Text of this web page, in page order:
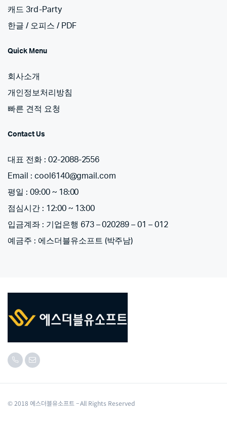
캐드 3rd-Party
한글 / 오피스 / PDF
Quick Menu
회사소개
개인정보처리방침
빠른 견적 요청
Contact Us
대표 전화 : 02-2088-2556
Email : cool6140@gmail.com
평일 : 09:00 ~ 18:00
점심시간 : 12:00 ~ 13:00
입금계좌 : 기업은행 673 – 020289 – 01 – 012
예금주 : 에스더블유소프트 (박주남)
© 2018 에스더블유소프트 – All Rights Reserved